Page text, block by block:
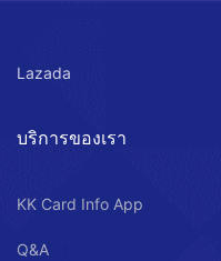
Lazada
บริการของเรา
KK Card Info App
Q&A